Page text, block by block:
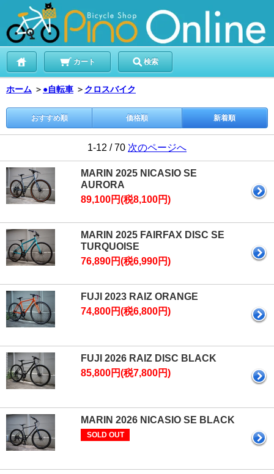
カート 検索
ホーム ＞ ●自転車 ＞ クロスバイク
おすすめ順 価格順 新着順
1-12 / 70 次のページへ
MARIN 2025 NICASIO SE
AURORA
89,100円(税8,100円)
MARIN 2025 FAIRFAX DISC SE
TURQUOISE
76,890円(税6,990円)
FUJI 2023 RAIZ ORANGE
74,800円(税6,800円)
FUJI 2026 RAIZ DISC BLACK
85,800円(税7,800円)
MARIN 2026 NICASIO SE BLACK
SOLD OUT